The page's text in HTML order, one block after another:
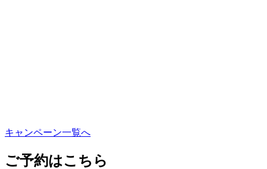
キャンペーン一覧へ
ご予約はこちら